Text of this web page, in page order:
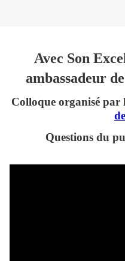
Avec Son
ambassadeur
Colloque organisé par
Questions du